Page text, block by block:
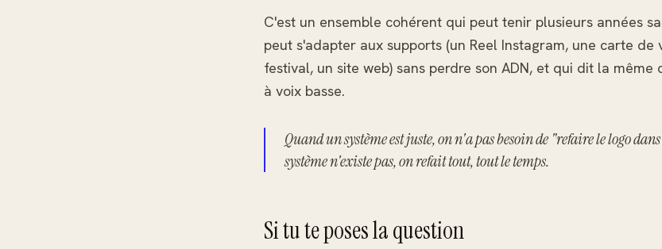
C'est un ensemble cohérent qui peut tenir plusieurs années
peut s'adapter aux supports (un Reel Instagram, une carte de
festival, un site web) sans perdre son ADN, et qui dit la même
à voix basse.
Quand un système est juste, on n'a pas besoin de "refaire le logo
système n'existe pas, on refait tout, tout le temps.
Si tu te poses la question